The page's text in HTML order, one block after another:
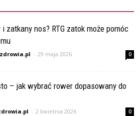
zatkany nos? RTG zatok może pomóc
- 29 maja 2026 0
– jak wybrać rower dopasowany do
- 2 kwietnia 2026 0